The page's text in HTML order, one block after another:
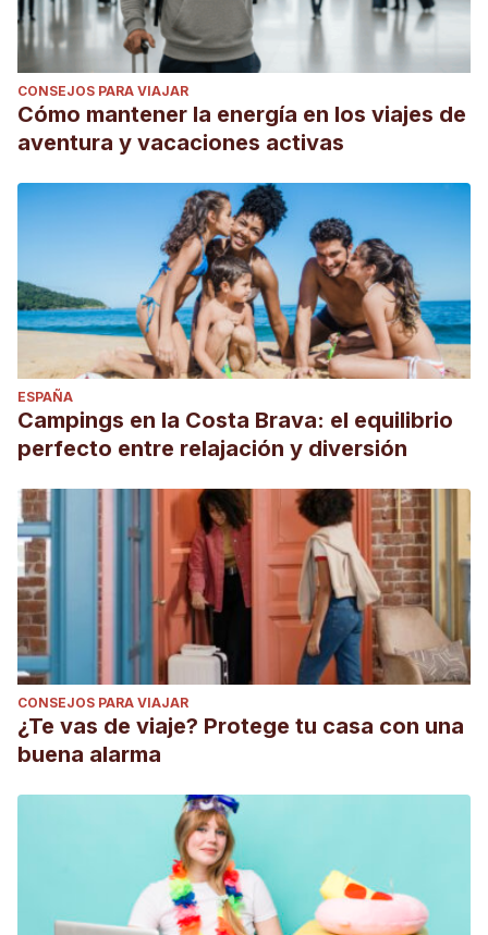
CONSEJOS PARA VIAJAR
Cómo mantener la energía en los viajes de
aventura y vacaciones activas
ESPAÑA
Campings en la Costa Brava: el equilibrio
perfecto entre relajación y diversión
CONSEJOS PARA VIAJAR
¿Te vas de viaje? Protege tu casa con una
buena alarma